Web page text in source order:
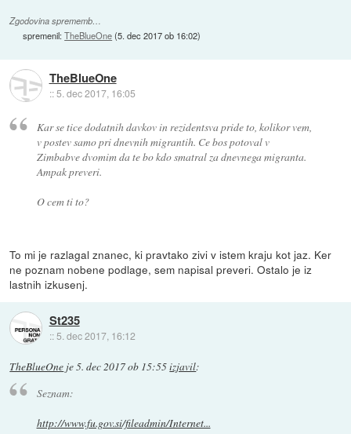
Zgodovina sprememb…
spremenil:TheBlueOne(5. dec 2017 ob 16:02)
TheBlueOne
::5. dec 2017, 16:05
Kar se tice dodatnih davkov in rezidentsva pride to, kolikor vem,
v postev samo pri dnevnih migrantih. Ce bos potoval v
Zimbabve dvomim da te bo kdo smatral za dnevnega migranta.
Ampak preveri.
O cem ti to?
To mi je razlagal znanec, ki pravtako zivi v istem kraju kot jaz. Ker
ne poznam nobene podlage, sem napisal preveri. Ostalo je iz
lastnih izkusenj.
St235
:: 5. dec 2017, 16:12
TheBlueOne je5. dec 2017 ob 15:55izjavil:
Seznam:
http://www.fu.gov.si/fileadmin/Internet...